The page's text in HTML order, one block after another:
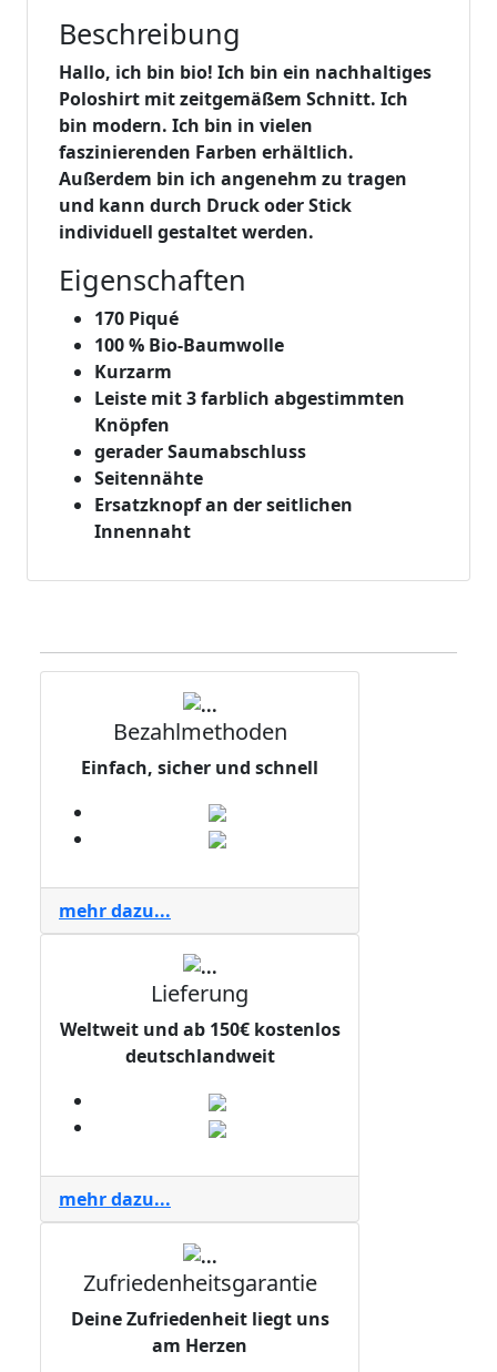
Beschreibung
Hallo, ich bin bio! Ich bin ein nachhaltiges
Poloshirt mit zeitgemäßem Schnitt. Ich
bin modern. Ich bin in vielen
faszinierenden Farben erhältlich.
Außerdem bin ich angenehm zu tragen
und kann durch Druck oder Stick
individuell gestaltet werden.
Eigenschaften
170 Piqué
100 % Bio-Baumwolle
Kurzarm
Leiste mit 3 farblich abgestimmten
Knöpfen
gerader Saumabschluss
Seitennähte
Ersatzknopf an der seitlichen
Innennaht
Bezahlmethoden
Einfach, sicher und schnell
mehr dazu...
Lieferung
Weltweit und ab 150€ kostenlos
deutschlandweit
mehr dazu...
Zufriedenheitsgarantie
Deine Zufriedenheit liegt uns
am Herzen